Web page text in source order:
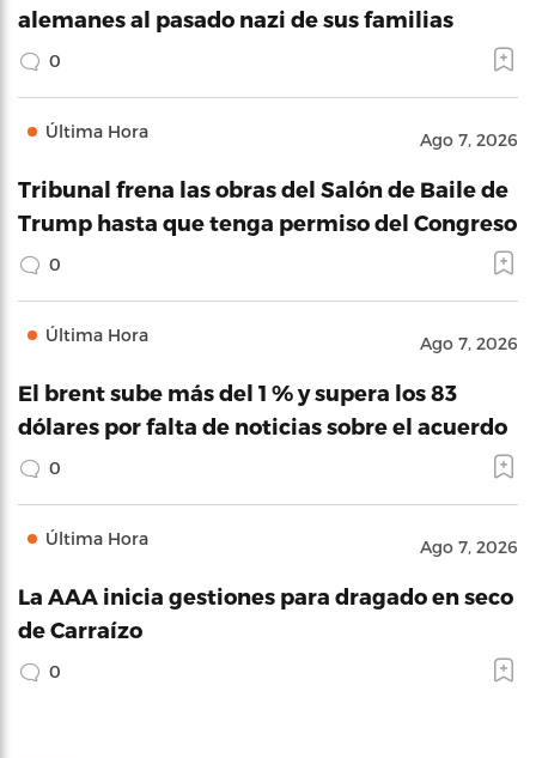
alemanes al pasado nazi de sus familias
0
Última Hora Ago 7, 2026
Tribunal frena las obras del Salón de Baile de
Trump hasta que tenga permiso del Congreso
0
Última Hora Ago 7, 2026
El brent sube más del 1 % y supera los 83
dólares por falta de noticias sobre el acuerdo
0
Última Hora Ago 7, 2026
La AAA inicia gestiones para dragado en seco
de Carraízo
0